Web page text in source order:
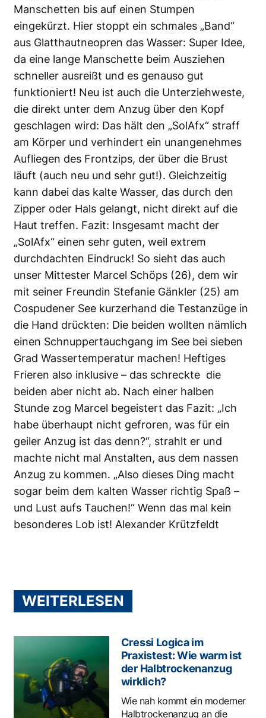
Manschetten bis auf einen Stumpen
eingekürzt. Hier stoppt ein schmales „Band“
aus Glatthautneopren das Wasser: Super Idee,
da eine lange Manschette beim Ausziehen
schneller ausreißt und es genauso gut
funktioniert! Neu ist auch die Unterziehweste,
die direkt unter dem Anzug über den Kopf
geschlagen wird: Das hält den „SolAfx“ straff
am Körper und verhindert ein unangenehmes
Aufliegen des Frontzips, der über die Brust
läuft (auch neu und sehr gut!). Gleichzeitig
kann dabei das kalte Wasser, das durch den
Zipper oder Hals gelangt, nicht direkt auf die
Haut treffen. Fazit: Insgesamt macht der
„SolAfx“ einen sehr guten, weil extrem
durchdachten Eindruck! So sieht das auch
unser Mittester Marcel Schöps (26), dem wir
mit seiner Freundin Stefanie Gänkler (25) am
Cospudener See kurzerhand die Testanzüge in
die Hand drückten: Die beiden wollten nämlich
einen Schnuppertauchgang im See bei sieben
Grad Wassertemperatur machen! Heftiges
Frieren also inklusive – das schreckte die
beiden aber nicht ab. Nach einer halben
Stunde zog Marcel begeistert das Fazit: „Ich
habe überhaupt nicht gefroren, was für ein
geiler Anzug ist das denn?“, strahlt er und
machte nicht mal Anstalten, aus dem nassen
Anzug zu kommen. „Also dieses Ding macht
sogar beim dem kalten Wasser richtig Spaß –
und Lust aufs Tauchen!“ Wenn das mal kein
besonderes Lob ist! Alexander Krützfeldt
WEITERLESEN
Cressi Logica im
Praxistest: Wie warm ist
der Halbtrockenanzug
wirklich?
Wie nah kommt ein moderner
Halbtrockenanzug an die